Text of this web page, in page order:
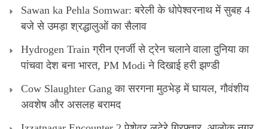
Sawan ka Pehla Somwar: बरेली के धोपेश्वरनाथ में सुबह 4
बजे से उमड़ा श्रद्धालुओं का सैलाव
Hydrogen Train ग्रीन एनर्जी से ट्रेन चलाने वाला दुनिया का
पांचवा देश बना भारत, PM Modi ने दिखाई हरी झण्डी
Cow Slaughter Gang का सरगना मुठभेड़ में घायल, गौवंशीय
अवशेष और असलह बरामद